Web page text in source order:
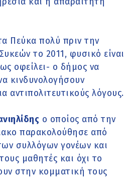
Πεύκα πολύ πριν την
το 2011, φυσικό είναι
οφείλει- ο δήμος να
κινδυνολογήσουν
αντιπολιτευτικούς λόγους.
ο οποίος από την
παρακολούθησε από
συλλόγων γονέων και
μαθητές και όχι το
στην κομματική τους